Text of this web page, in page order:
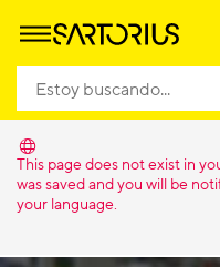
This page does not exist in
was saved and you will be
your language.